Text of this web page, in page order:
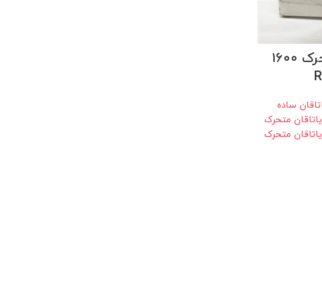
یاتاقان ساده متحرک ۱۶۰۰
ساده
یاتاقان متحرک
یاتاقان متحرک